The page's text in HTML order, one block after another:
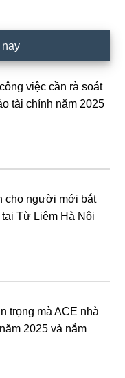
nay
việc cần rà soát
tài chính năm 2025
cho người mới bắt
Từ Liêm Hà Nội
trọng mà ACE nhà
2025 và nắm